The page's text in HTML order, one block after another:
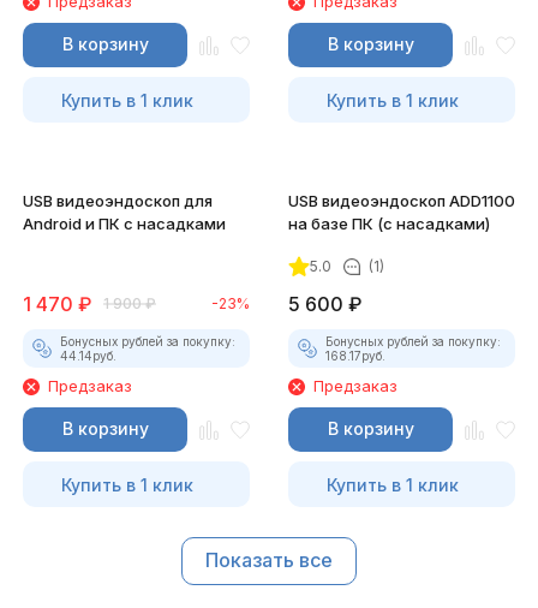
В корзину
Купить в 1 клик
В корзину
Купить в 1 клик
USB видеоэндоскоп для
Android и ПК с насадками
1 470 ₽ 1 900 ₽ -23%
Бонусных рублей за покупку:
44.14руб.
Предзаказ
В корзину
Купить в 1 клик
USB видеоэндоскоп ADD1100
на базе ПК (с насадками)
5.0 (1)
5 600 ₽
Бонусных рублей за покупку:
168.17руб.
Предзаказ
В корзину
Купить в 1 клик
Показать все